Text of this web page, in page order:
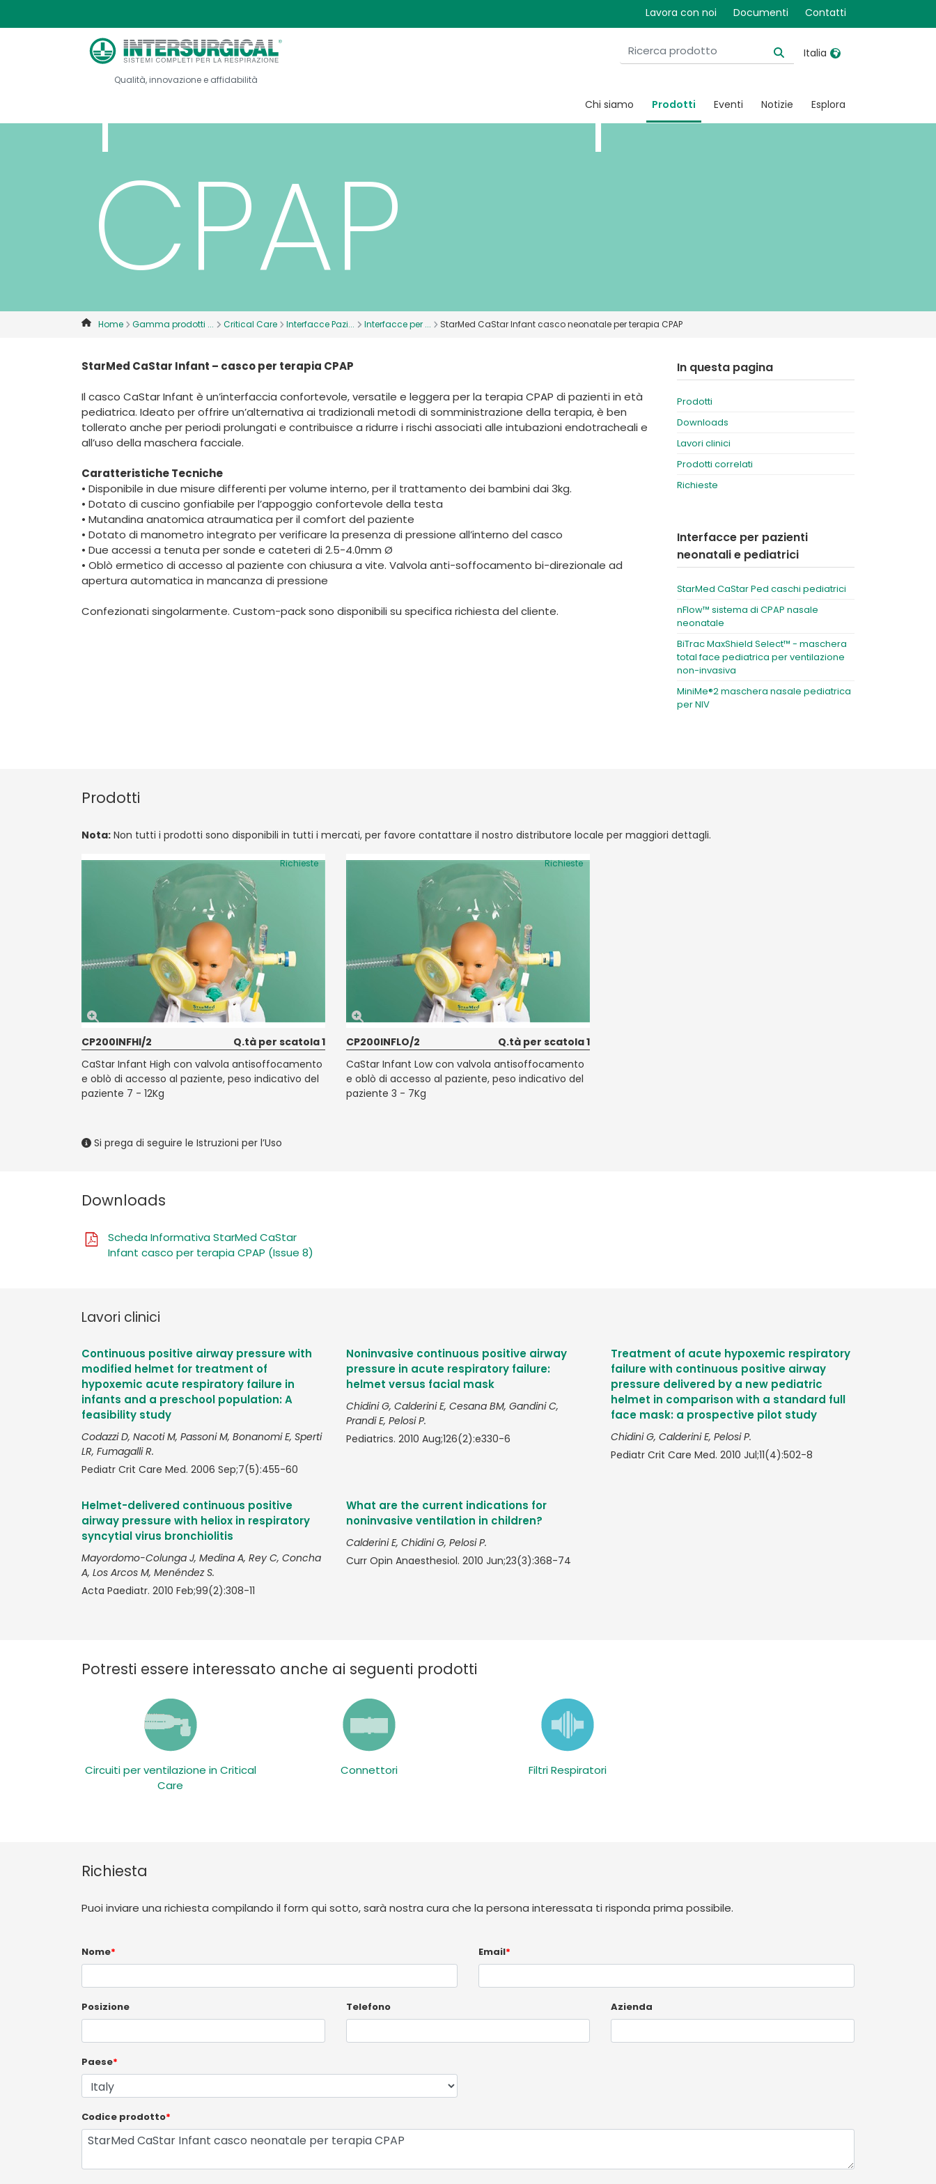
Lavora con noi Documenti Contatti
Qualità, innovazione e affidabilità
Italia
United Kingdom
United States
Denmark
France
Italia
Russia
International English
Chi siamo Prodotti Eventi Notizie Esplora
per terapia
CPAP
Home Gamma prodotti ... Critical Care Interfacce Pazi... Interfacce per ... StarMed CaStar Infant casco neonatale per terapia CPAP
StarMed CaStar Infant – casco per terapia CPAP
Il casco CaStar Infant è un’interfaccia confortevole, versatile e leggera per la terapia CPAP di pazienti in età
pediatrica. Ideato per offrire un’alternativa ai tradizionali metodi di somministrazione della terapia, è ben
tollerato anche per periodi prolungati e contribuisce a ridurre i rischi associati alle intubazioni endotracheali e
all’uso della maschera facciale.
Caratteristiche Tecniche
• Disponibile in due misure differenti per volume interno, per il trattamento dei bambini dai 3kg.
• Dotato di cuscino gonfiabile per l’appoggio confortevole della testa
• Mutandina anatomica atraumatica per il comfort del paziente
• Dotato di manometro integrato per verificare la presenza di pressione all’interno del casco
• Due accessi a tenuta per sonde e cateteri di 2.5-4.0mm Ø
• Oblò ermetico di accesso al paziente con chiusura a vite. Valvola anti-soffocamento bi-direzionale ad
apertura automatica in mancanza di pressione
Confezionati singolarmente. Custom-pack sono disponibili su specifica richiesta del cliente.
In questa pagina
Prodotti
Downloads
Lavori clinici
Prodotti correlati
Richieste
Interfacce per pazienti
neonatali e pediatrici
StarMed CaStar Ped caschi pediatrici
nFlow™ sistema di CPAP nasale
neonatale
BiTrac MaxShield Select™ - maschera
total face pediatrica per ventilazione
non-invasiva
MiniMe®2 maschera nasale pediatrica
per NIV
Prodotti
Nota: Non tutti i prodotti sono disponibili in tutti i mercati, per favore contattare il nostro distributore locale per maggiori dettagli.
Richieste
CP200INFHI/2
Q.tà per scatola 1
CaStar Infant High con valvola antisoffocamento
e oblò di accesso al paziente, peso indicativo del
paziente 7 - 12Kg
Richieste
CP200INFLO/2
Q.tà per scatola 1
CaStar Infant Low con valvola antisoffocamento
e oblò di accesso al paziente, peso indicativo del
paziente 3 - 7Kg
Si prega di seguire le Istruzioni per l’Uso
Downloads
Scheda Informativa StarMed CaStar
Infant casco per terapia CPAP (Issue 8)
Lavori clinici
Continuous positive airway pressure with
modified helmet for treatment of
hypoxemic acute respiratory failure in
infants and a preschool population: A
feasibility study
Codazzi D, Nacoti M, Passoni M, Bonanomi E, Sperti
LR, Fumagalli R.
Pediatr Crit Care Med. 2006 Sep;7(5):455-60
Noninvasive continuous positive airway
pressure in acute respiratory failure:
helmet versus facial mask
Chidini G, Calderini E, Cesana BM, Gandini C,
Prandi E, Pelosi P.
Pediatrics. 2010 Aug;126(2):e330-6
Treatment of acute hypoxemic respiratory
failure with continuous positive airway
pressure delivered by a new pediatric
helmet in comparison with a standard full
face mask: a prospective pilot study
Chidini G, Calderini E, Pelosi P.
Pediatr Crit Care Med. 2010 Jul;11(4):502-8
Helmet-delivered continuous positive
airway pressure with heliox in respiratory
syncytial virus bronchiolitis
Mayordomo-Colunga J, Medina A, Rey C, Concha
A, Los Arcos M, Menéndez S.
Acta Paediatr. 2010 Feb;99(2):308-11
What are the current indications for
noninvasive ventilation in children?
Calderini E, Chidini G, Pelosi P.
Curr Opin Anaesthesiol. 2010 Jun;23(3):368-74
Potresti essere interessato anche ai seguenti prodotti
Circuiti per ventilazione in Critical
Care
Connettori Filtri Respiratori
Richiesta
Puoi inviare una richiesta compilando il form qui sotto, sarà nostra cura che la persona interessata ti risponda prima possibile.
Nome* Email*
Posizione Telefono Azienda
Paese*
Codice prodotto*